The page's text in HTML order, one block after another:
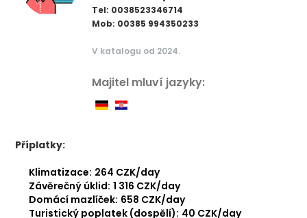
Tel: 0038523346714
Mob: 00385 994350233
V katalogu od 2024.
Majitel mluví jazyky:
Příplatky:
Klimatizace: 264 CZK/day
Závěrečný úklid: 1 316 CZK/day
Domácí mazlíček: 658 CZK/day
Turistický poplatek (dospělí): 40 CZK/day